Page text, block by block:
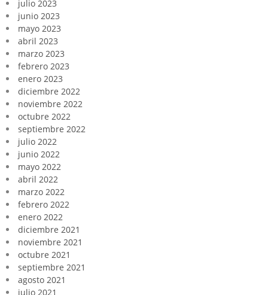
julio 2023
junio 2023
mayo 2023
abril 2023
marzo 2023
febrero 2023
enero 2023
diciembre 2022
noviembre 2022
octubre 2022
septiembre 2022
julio 2022
junio 2022
mayo 2022
abril 2022
marzo 2022
febrero 2022
enero 2022
diciembre 2021
noviembre 2021
octubre 2021
septiembre 2021
agosto 2021
julio 2021